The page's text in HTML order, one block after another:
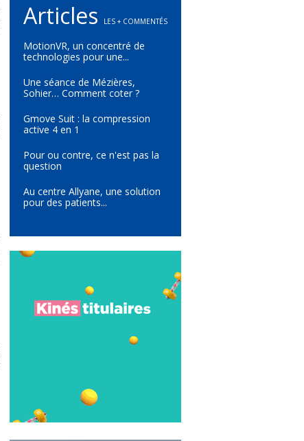
Articles LES + COMMENTÉS
MotionVR, un concentré de
technologies pour une...
Une séance de Mézières,
Sohier… Comment coter ?
Gmove Suit : la compression
active 4 en 1
Pour ou contre, ce n'est pas la
question
Au centre Allyane, une solution
pour des patients...